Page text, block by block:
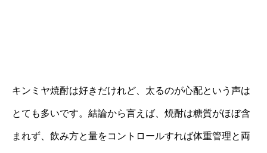
キンミヤ焼酎は好きだけれど、太るのが心配という声は
とても多いです。結論から言えば、焼酎は糖質がほぼ含
まれず、飲み方と量をコントロールすれば体重管理と両